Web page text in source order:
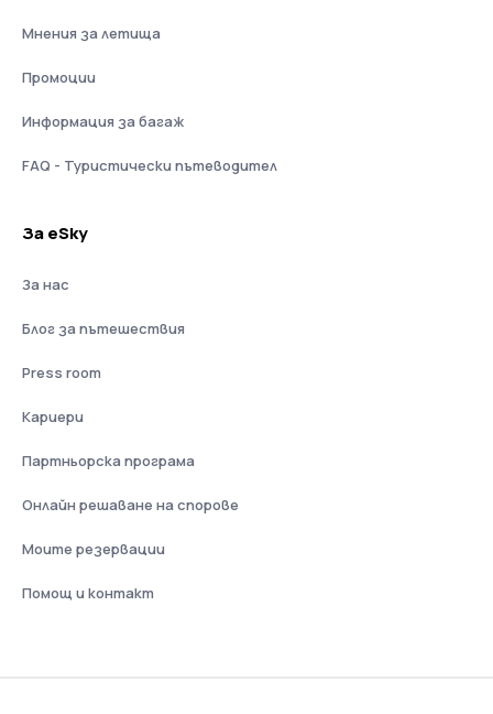
Мнения за летища
Промоции
Информация за багаж
FAQ - Туристически пътеводител
За eSky
За нас
Блог за пътешествия
Press room
Кариери
Партньорска програма
Онлайн решаване на спорове
Моите резервации
Помощ и контакт